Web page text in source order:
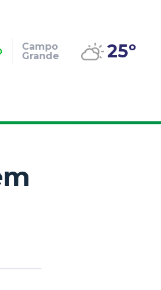
Campo
Grande
25º